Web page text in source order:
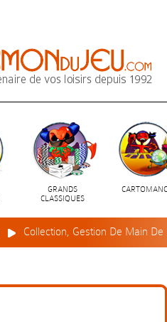
GRANDS
CLASSIQUES
Collection, Gestion De Main De